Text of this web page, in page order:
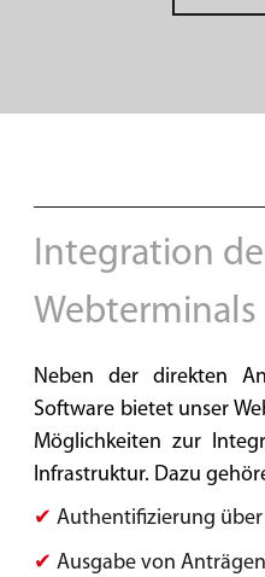
Integration
Webterminals
Neben der direkten
Software bietet unser
Möglichkeiten zur
Infrastruktur. Dazu
✔ Authentifizierung
✔ Ausgabe von